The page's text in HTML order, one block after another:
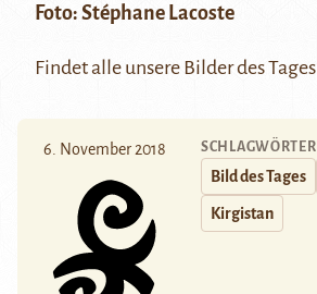
Foto: Stéphane Lacoste
Findet alle unsere Bilder des Tages
6. November 2018 SCHLAGWÖRTER
Bild des Tages
Kirgistan